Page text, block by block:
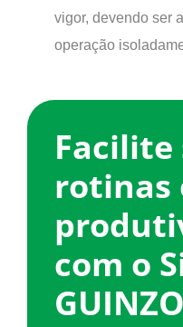
vigor, devendo ser
operação
Facilite
rotinas
com o